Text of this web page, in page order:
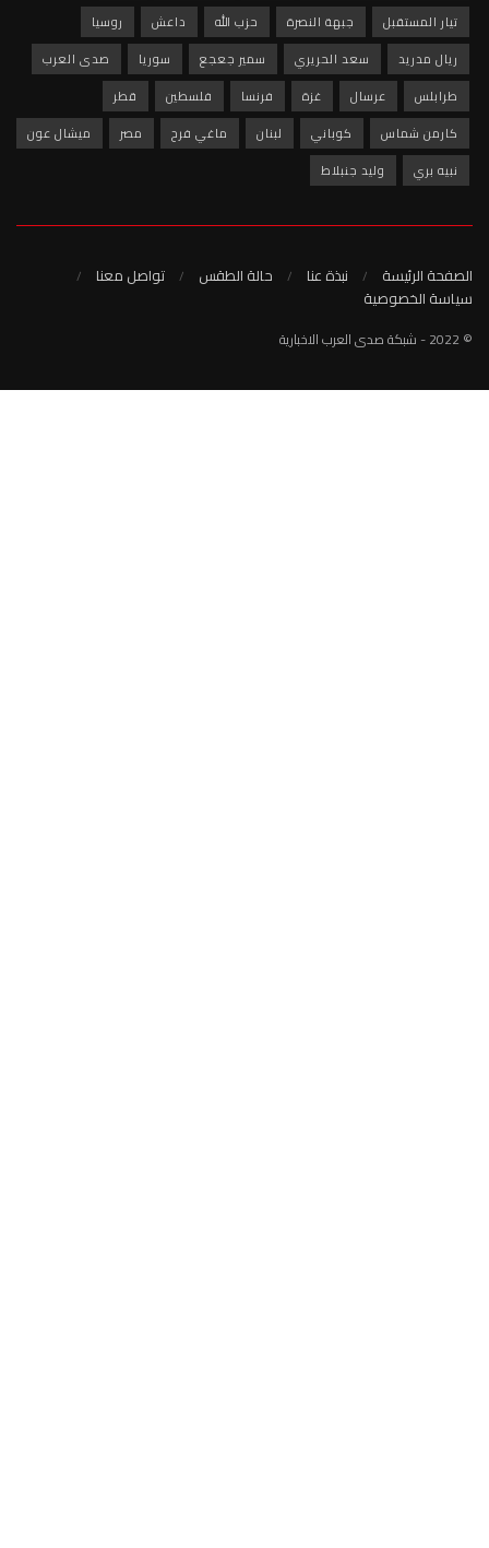
النصرة
حزب الله داعش
روسيا
الحريري
سمير جعجع سوريا
صدى العرب
غزة
فرنسا فلسطين
قطر
لبنان ماغي فرح مصر
ميشال عون
نبذة عنا حالة الطقس تواصل معنا